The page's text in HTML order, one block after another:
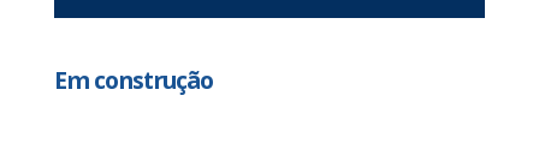
Em construção